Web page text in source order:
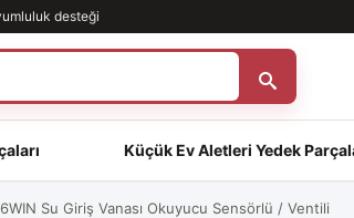
desteği
Küçük Ev Aletleri Yedek
Su Giriş Vanası Okuyucu Sensörlü / Ventili